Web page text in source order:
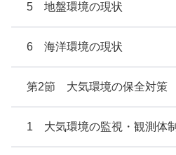
5 地盤環境の現状
6 海洋環境の現状
第2節 大気環境の保全対策
1 大気環境の監視・観測体